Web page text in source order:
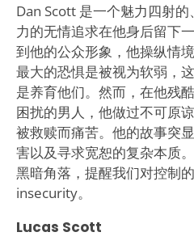
Dan Scott 是一个魅力四射
力的无情追求在他身后留下
到他的公众形象，他操纵情
最大的恐惧是被视为软弱，
是养育他们。然而，在他残
困扰的男人，他做过不可原
被救赎而痛苦。他的故事突
害以及寻求宽恕的复杂本质
黑暗角落，提醒我们对控制
insecurity。
Lucas Scott